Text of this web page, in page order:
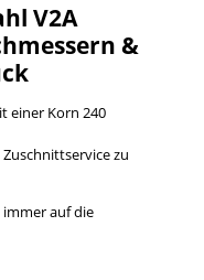
V2A
&
einer Korn 240
zu
auf die